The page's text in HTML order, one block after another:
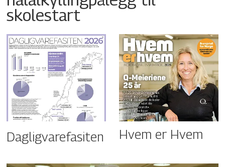
skolestart
Dagligvarefasiten Hvem er Hvem